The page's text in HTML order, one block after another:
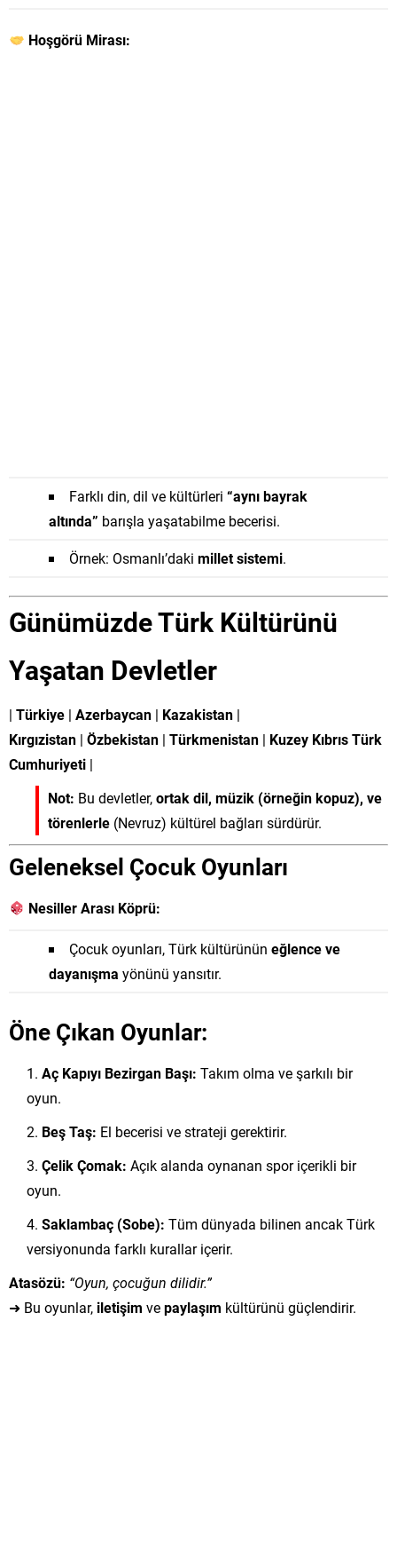
Hoşgörü Mirası:
Farklı din, dil ve kültürleri “aynı bayrak
altında” barışla yaşatabilme becerisi.
Örnek: Osmanlı’daki millet sistemi.
Günümüzde Türk Kültürünü
Yaşatan Devletler
| Türkiye | Azerbaycan | Kazakistan |
Kırgızistan | Özbekistan | Türkmenistan | Kuzey Kıbrıs Türk
Cumhuriyeti |
Not: Bu devletler,ortak dil, müzik (örneğin kopuz), ve
törenlerle (Nevruz) kültürel bağları sürdürür.
Geleneksel Çocuk Oyunları
Nesiller Arası Köprü:
Çocuk oyunları, Türk kültürünün eğlence ve
dayanışma yönünü yansıtır.
Öne Çıkan Oyunlar:
Aç Kapıyı Bezirgan Başı: Takım olma ve şarkılı bir
oyun.
Beş Taş: El becerisi ve strateji gerektirir.
Çelik Çomak: Açık alanda oynanan spor içerikli bir
oyun.
Saklambaç (Sobe): Tüm dünyada bilinen ancak Türk
versiyonunda farklı kurallar içerir.
Atasözü: “Oyun, çocuğun dilidir.”
➜ Bu oyunlar, iletişim vepaylaşım kültürünü güçlendirir.